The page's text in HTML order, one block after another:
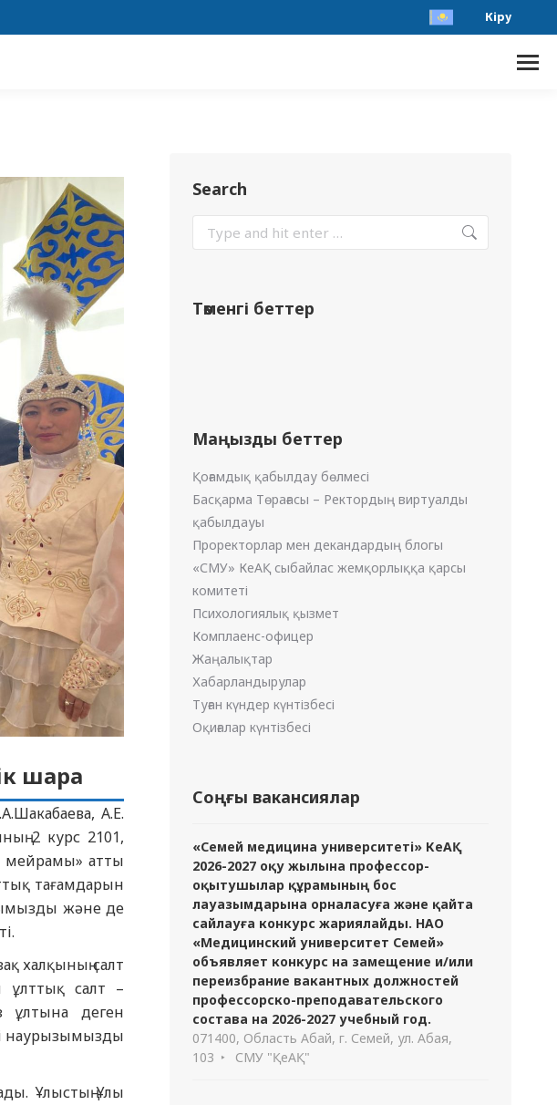
Кіру
шара
А.Е.
2 курс 2101,
мейрамы» атты
тағамдарын
және де
халқының салт
ұлттық салт –
ұлтына деген
наурызымызды
Ұлыстың Ұлы
Search
Төменгі беттер
Маңызды беттер
Қоғамдық қабылдау бөлмесі
Басқарма Төрағасы – Ректордың виртуалды
қабылдауы
Проректорлар мен декандардың блогы
«СМУ» КеАҚ сыбайлас жемқорлыққа қарсы
комитеті
Психологиялық қызмет
Комплаенс-офицер
Жаңалықтар
Хабарландырулар
Туған күндер күнтізбесі
Оқиғалар күнтізбесі
Соңғы вакансиялар
«Семей медицина университеті» КеАҚ
2026-2027 оқу жылына профессор-
оқытушылар құрамының бос
лауазымдарына орналасуға және қайта
сайлауға конкурс жариялайды. НАО
«Медицинский университет Семей»
объявляет конкурс на замещение и/или
переизбрание вакантных должностей
профессорско-преподавательского
состава на 2026-2027 учебный год.
071400, Область Абай, г. Семей, ул. Абая,
103
СМУ "ҚеАҚ"